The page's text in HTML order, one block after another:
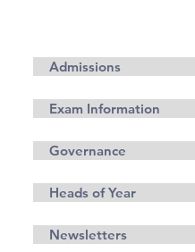
Admissions
Exam Information
Governance
Heads of Year
Newsletters